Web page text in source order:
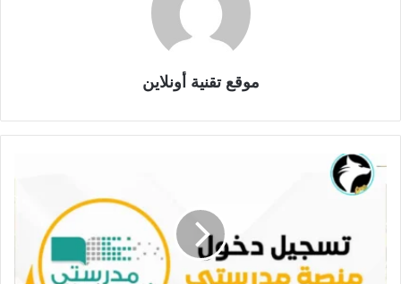
موقع تقنية أونلاين